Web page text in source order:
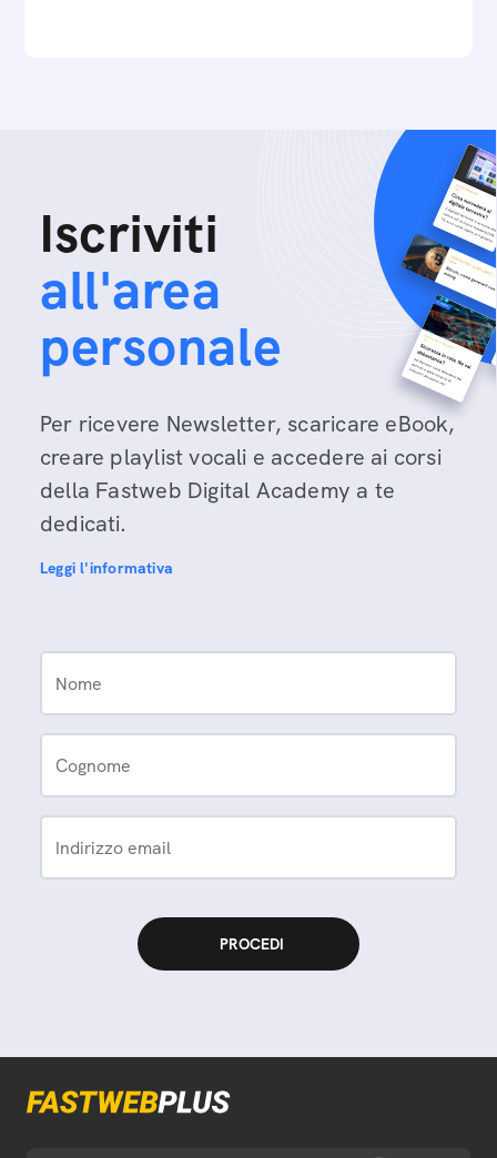
Iscriviti
all'area
personale
Per ricevere Newsletter, scaricare eBook,
creare playlist vocali e accedere ai corsi
della Fastweb Digital Academy a te
dedicati.
Leggi l'informativa
Nome
Cognome
Indirizzo email